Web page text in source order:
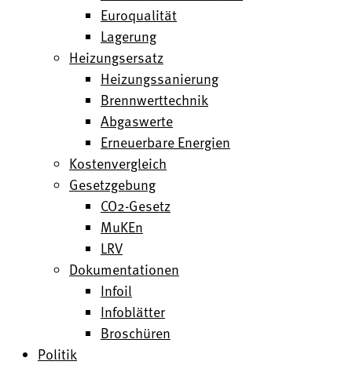
Euroqualität
Lagerung
Heizungsersatz
Heizungssanierung
Brennwerttechnik
Abgaswerte
Erneuerbare Energien
Kostenvergleich
Gesetzgebung
CO2-Gesetz
MuKEn
LRV
Dokumentationen
Infoil
Infoblätter
Broschüren
Politik